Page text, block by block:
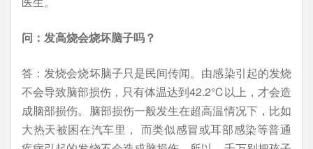
问：发高烧会烧坏脑子吗？
答：发烧会烧坏脑子只是民间传闻。由感染引起的发烧
不会导致脑部损伤，只有体温达到42.2℃以上，才会造
成脑部损伤。脑部损伤一般发生在超高温情况下，比如
大热天被困在汽车里， 而类似感冒或耳部感染等普通